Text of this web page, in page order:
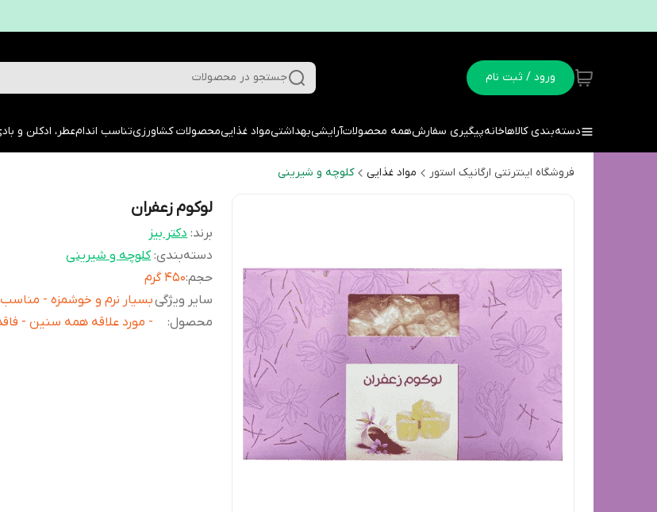
ورود / ثبت نام جستجو در محصولات
دسته‌بندی کالاهاخانهپیگیری سفارشهمه محصولاتآرایشیبهداشتیمواد غذاییمحصولات کشاورزیتناسب اندامعطر، ادکلن و
فروشگاه اینترنتی ارگانیک استور مواد غذایی کلوچه و شیرینی
لوکوم زعفران
برند: دکتر بیز
دسته‌بندی:کلوچه و شیرینی
حجم:450 گرم
سایر ویژگی
محصول:
بسیار نرم و خوشمزه - مناسب
- مورد علاقه همه سنین -